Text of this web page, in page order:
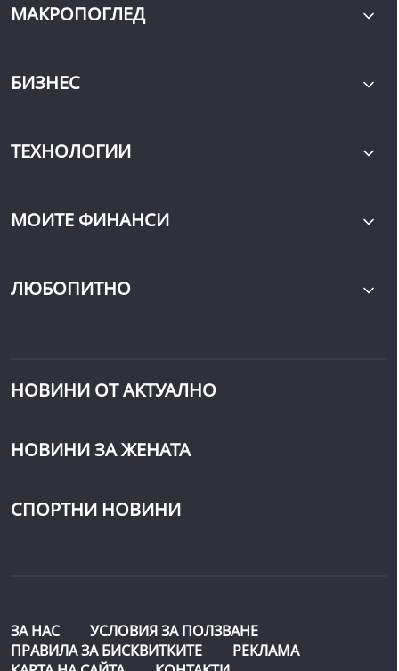
МАКРОПОГЛЕД
БИЗНЕС
ТЕХНОЛОГИИ
МОИТЕ ФИНАНСИ
ЛЮБОПИТНО
НОВИНИ ОТ АКТУАЛНО
НОВИНИ ЗА ЖЕНАТА
СПОРТНИ НОВИНИ
ЗА НАС
УСЛОВИЯ ЗА ПОЛЗВАНЕ
ПРАВИЛА ЗА БИСКВИТКИТЕ
РЕКЛАМА